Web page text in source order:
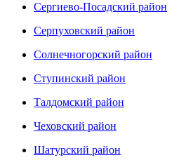
Сергиево-Посадский район
Серпуховский район
Солнечногорский район
Ступинский район
Талдомский район
Чеховский район
Шатурский район